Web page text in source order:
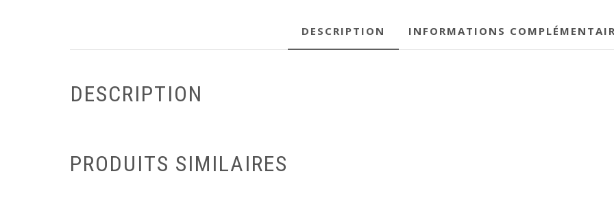
DESCRIPTION INFORMATIONS
DESCRIPTION
PRODUITS SIMILAIRES